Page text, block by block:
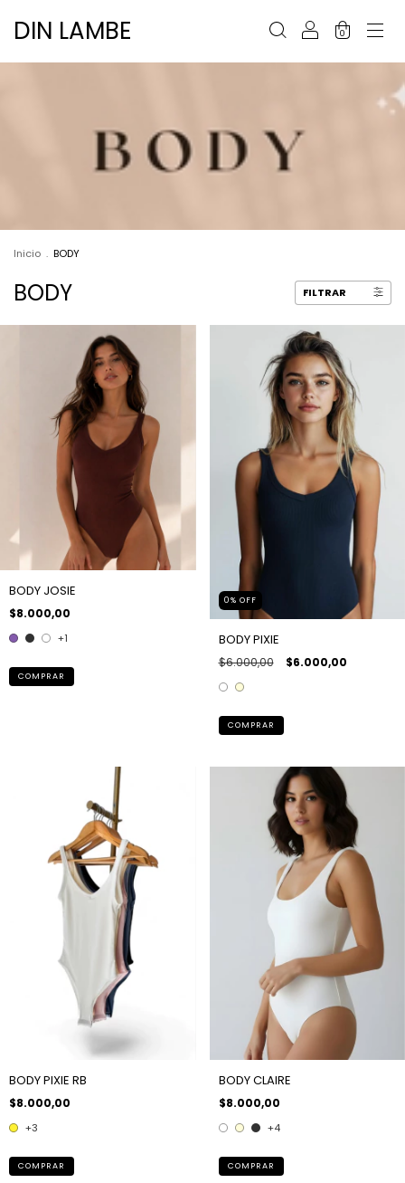
DIN LAMBE 0
Inicio . BODY
BODY FILTRAR
BODY JOSIE
$8.000,00
+1
COMPRAR
0% OFF
BODY PIXIE
$6.000,00 $6.000,00
COMPRAR
BODY PIXIE RB
$8.000,00
+3
COMPRAR
BODY CLAIRE
$8.000,00
+4
COMPRAR